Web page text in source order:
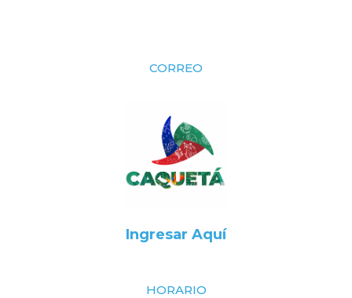
CORREO
Ingresar Aquí
HORARIO